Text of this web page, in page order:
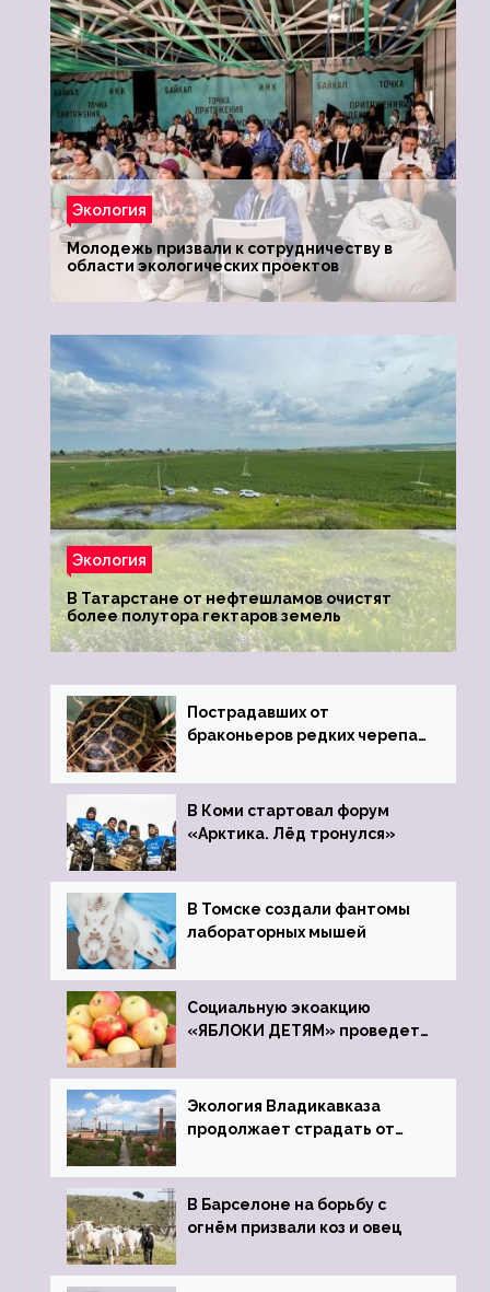
Экология
Молодежь призвали к сотрудничеству в
области экологических проектов
Экология
В Татарстане от нефтешламов очистят
более полутора гектаров земель
Пострадавших от
браконьеров редких черепах
зоопарк
В Коми стартовал форум
«Арктика. Лёд тронулся»
В Томске создали фантомы
лабораторных мышей
Социальную экоакцию
«ЯБЛОКИ ДЕТЯМ» проведет
Экология Владикавказа
продолжает страдать от
В Барселоне на борьбу с
огнём призвали коз и овец